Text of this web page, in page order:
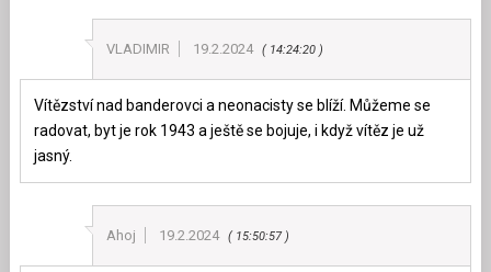
VLADIMIR 19.2.2024 14:24:20
Vítězství nad banderovci a neonacisty se blíží. Můžeme se
radovat, byt je rok 1943 a ještě se bojuje, i když vítěz je už
jasný.
Ahoj 19.2.2024 15:50:57